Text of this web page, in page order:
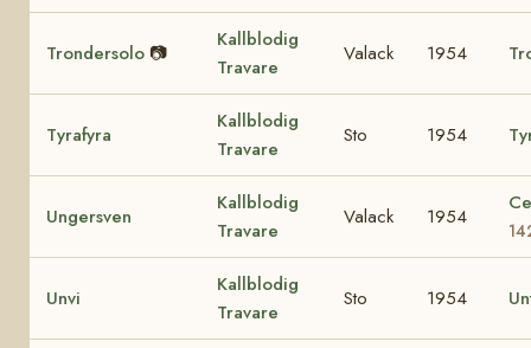
Trondersolo 📷
Kallblodig
Travare
Valack 1954
Tyrafyra
Kallblodig
Travare
Sto 1954
Ungersven
Kallblodig
Travare
Valack 1954
Unvi
Kallblodig
Travare
Sto 1954